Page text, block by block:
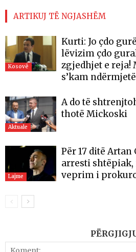
ARTIKUJ TË NGJASHËM
Kosovë
Kurti: Jo çdo
lëvizim çdo
zgjedhjet e reja!
s’kam
Aktuale
A do të
thotë Mickoski
Lajme
Për 17 ditë
arresti shtëpiak,
veprim i